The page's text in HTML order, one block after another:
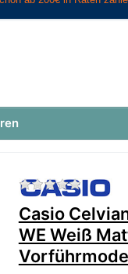
Modelle von
Kawai CA
Casio Grand Hybrid
Zu
Casio
WE Weiß